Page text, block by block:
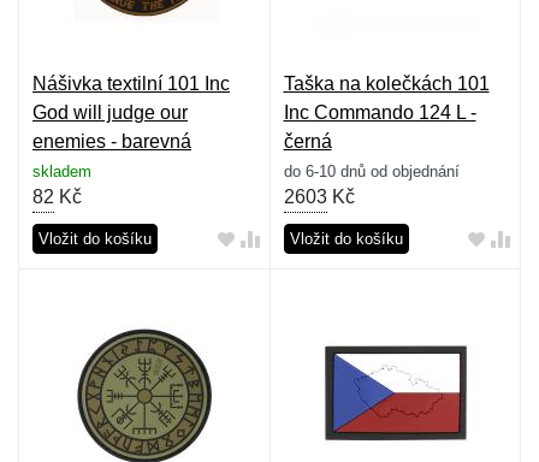
Nášivka textilní 101 Inc
God will judge our
enemies - barevná
skladem
82 Kč
Vložit do košíku
Taška na kolečkách 101
Inc Commando 124 L -
černá
do 6-10 dnů od objednání
2603Kč
Vložit do košíku